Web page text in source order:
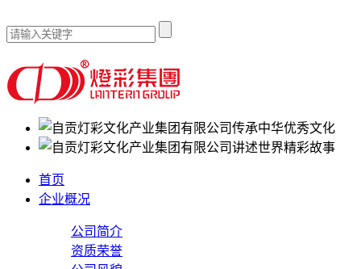
传承中华优秀文化
讲述世界精彩故事
首页
企业概况
公司简介
资质荣誉